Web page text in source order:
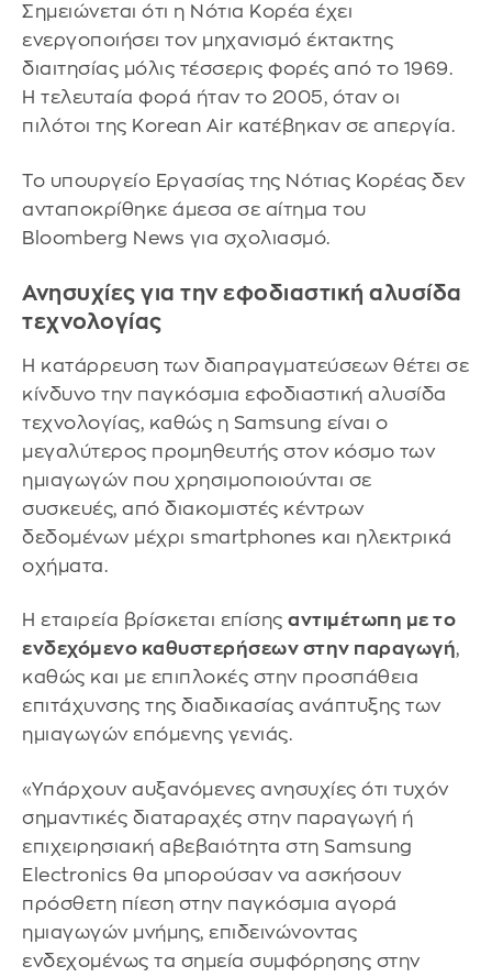
Σημειώνεται ότι η Νότια Κορέα έχει
ενεργοποιήσει τον μηχανισμό έκτακτης
διαιτησίας μόλις τέσσερις φορές από το 1969.
Η τελευταία φορά ήταν το 2005, όταν οι
πιλότοι της Korean Air κατέβηκαν σε απεργία.
Το υπουργείο Εργασίας της Νότιας Κορέας δεν
ανταποκρίθηκε άμεσα σε αίτημα του
Bloomberg News για σχολιασμό.
Ανησυχίες για την εφοδιαστική αλυσίδα
τεχνολογίας
Η κατάρρευση των διαπραγματεύσεων θέτει σε
κίνδυνο την παγκόσμια εφοδιαστική αλυσίδα
τεχνολογίας, καθώς η Samsung είναι ο
μεγαλύτερος προμηθευτής στον κόσμο των
ημιαγωγών που χρησιμοποιούνται σε
συσκευές, από διακομιστές κέντρων
δεδομένων μέχρι smartphones και ηλεκτρικά
οχήματα.
Η εταιρεία βρίσκεται επίσης αντιμέτωπη με το
ενδεχόμενο καθυστερήσεων στην παραγωγή,
καθώς και με επιπλοκές στην προσπάθεια
επιτάχυνσης της διαδικασίας ανάπτυξης των
ημιαγωγών επόμενης γενιάς.
«Υπάρχουν αυξανόμενες ανησυχίες ότι τυχόν
σημαντικές διαταραχές στην παραγωγή ή
επιχειρησιακή αβεβαιότητα στη Samsung
Electronics θα μπορούσαν να ασκήσουν
πρόσθετη πίεση στην παγκόσμια αγορά
ημιαγωγών μνήμης, επιδεινώνοντας
ενδεχομένως τα σημεία συμφόρησης στην